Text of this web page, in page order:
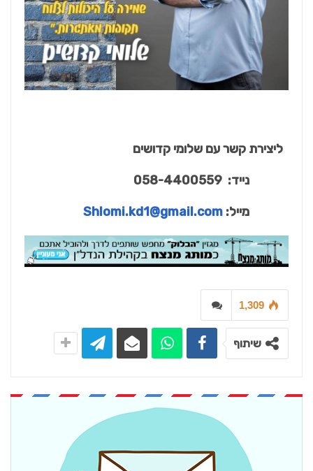
ליצירת קשר עם שלומי קדושים
נייד: 058-4400559
מייל: Shlomi.kd1@gmail.com
1,309
שיתוף